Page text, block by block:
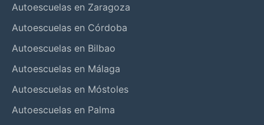
Autoescuelas en Zaragoza
Autoescuelas en Córdoba
Autoescuelas en Bilbao
Autoescuelas en Málaga
Autoescuelas en Móstoles
Autoescuelas en Palma